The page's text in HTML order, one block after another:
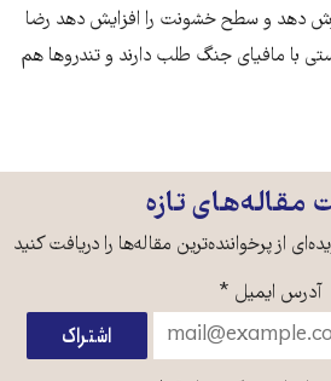
دهد و سطح خشونت را افزایش دهد رضا
با مافیای جنگ طلب دارند و تندروها هم
مقاله‌های تازه
از پرخواننده‌ترین مقاله‌ها را دریافت کنید
آدرس ایمیل *